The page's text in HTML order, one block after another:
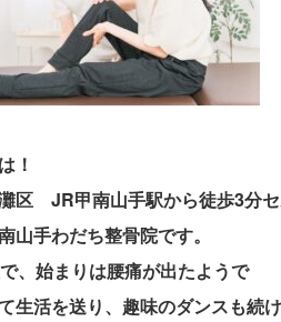
！
区 JR甲南山手駅から徒歩3分
山手わだち整骨院です。
、始まりは腰痛が出たようで
生活を送り、趣味のダンスも続